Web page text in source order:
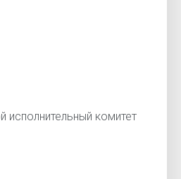
исполнительный комитет